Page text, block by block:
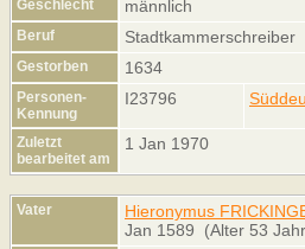
Geschlecht männlich
Beruf Stadtkammerschreiber
Gestorben 1634
Personen-
Kennung
I23796
Zuletzt
bearbeitet am
1 Jan 1970
Vater Hieronymus
Jan 1589 (Alter 53